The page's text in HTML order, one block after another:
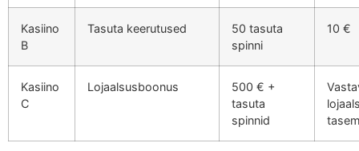
Kasiino
B
Tasuta keerutused
50 tasuta
spinni
10 €
Kasiino
C
Lojaalsusboonus
500 € +
tasuta
spinnid